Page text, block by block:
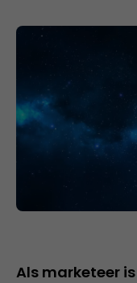
Als marketeer